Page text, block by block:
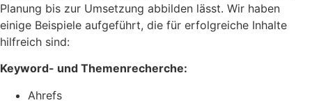
Planung bis zur Umsetzung abbilden lässt. Wir haben
einige Beispiele aufgeführt, die für erfolgreiche Inhalte
hilfreich sind:
Keyword- und Themenrecherche:
Ahrefs